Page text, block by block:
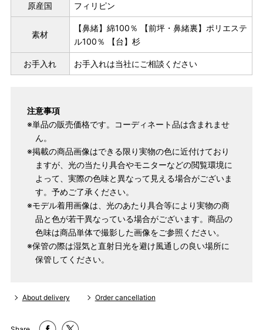
原産国 フィリピン
素材
【鼻緒】綿100％ 【前坪・鼻緒裏】ポリエステ
ル100％ 【台】杉
お手入れ お手入れは当社にご相談ください
注意事項
※単品の販売価格です。コーディネート品は含まれませ
ん。
※掲載の商品画像はできる限り実物の色に近付けており
ますが、光の当たり具合やモニターなどの閲覧環境に
よって、実際の色味と異なって見える場合がございま
す。予めご了承ください。
※モデル着用画像は、光のあたり具合等により実物の商
品と色が若干異なっている場合がございます。商品の
色味は商品単体で撮影した画像をご参照ください。
※保管の際は湿気と直射日光を避け風通しの良い場所に
保管してください。
About delivery Order cancellation